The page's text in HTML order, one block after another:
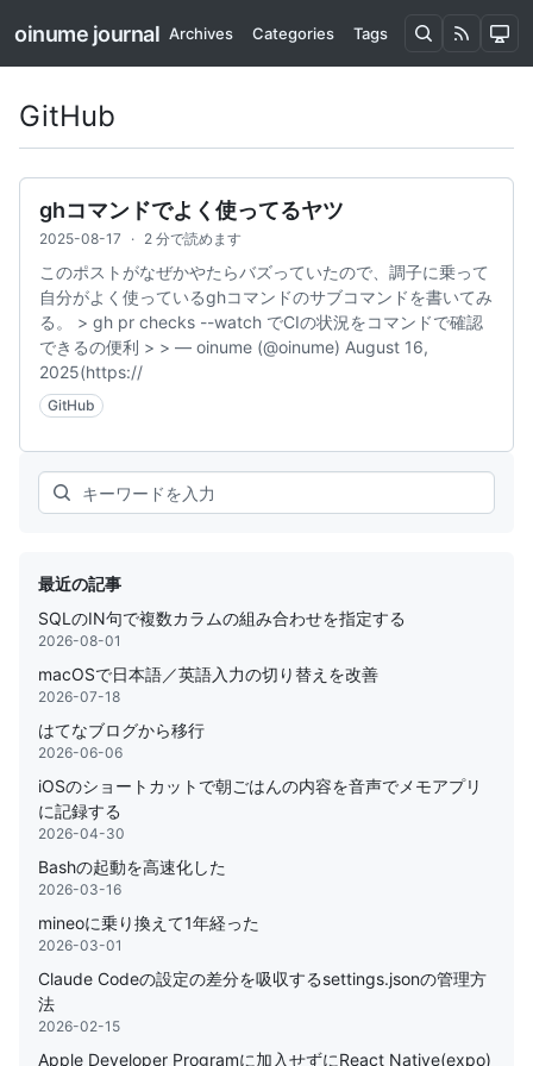
oinume journal Archives Categories Tags
GitHub
ghコマンドでよく使ってるヤツ
2025-08-17 · 2 分で読めます
このポストがなぜかやたらバズっていたので、調子に乗って
自分がよく使っているghコマンドのサブコマンドを書いてみ
る。 > gh pr checks --watch でCIの状況をコマンドで確認
できるの便利 > > — oinume (@oinume) August 16,
2025(https://
GitHub
Search
最近の記事
SQLのIN句で複数カラムの組み合わせを指定する
2026-08-01
macOSで日本語／英語入力の切り替えを改善
2026-07-18
はてなブログから移行
2026-06-06
iOSのショートカットで朝ごはんの内容を音声でメモアプリ
に記録する
2026-04-30
Bashの起動を高速化した
2026-03-16
mineoに乗り換えて1年経った
2026-03-01
Claude Codeの設定の差分を吸収するsettings.jsonの管理方
法
2026-02-15
Apple Developer Programに加入せずにReact Native(expo)